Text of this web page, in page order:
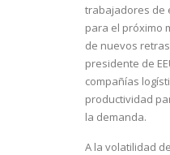
trabajadores de
para el próximo
de nuevos
presidente de
compañías
productividad
la demanda.
A la volatilidad